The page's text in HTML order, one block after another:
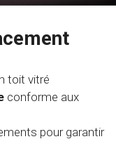
toit vitré
conforme aux
pour garantir